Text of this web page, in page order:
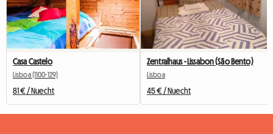
Casa Castelo
Lisboa (1100-129)
81 € / Nuecht
Zentralhaus - Lissabon (São Bento)
Lisboa
45 € / Nuecht